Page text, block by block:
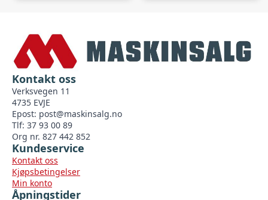
Kontakt oss
Verksvegen 11
4735 EVJE
Epost: post@maskinsalg.no
Tlf: 37 93 00 89
Org nr. 827 442 852
Kundeservice
Kontakt oss
Kjøpsbetingelser
Min konto
Åpningstider